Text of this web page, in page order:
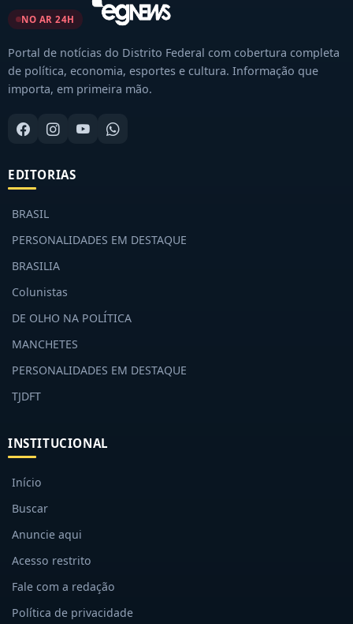
NO AR 24H
Portal de notícias do Distrito Federal com cobertura completa
de política, economia, esportes e cultura. Informação que
importa, em primeira mão.
EDITORIAS
BRASIL
PERSONALIDADES EM DESTAQUE
BRASILIA
Colunistas
DE OLHO NA POLÍTICA
MANCHETES
PERSONALIDADES EM DESTAQUE
TJDFT
INSTITUCIONAL
Início
Buscar
Anuncie aqui
Acesso restrito
Fale com a redação
Política de privacidade